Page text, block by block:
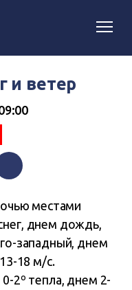
и ветер
местами
днем дождь,
западный, днем
18 м/с.
2º тепла, днем 2-